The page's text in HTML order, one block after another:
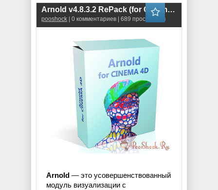
Arnold v4.8.3.2 RePack (for Cinema 4D 2025)
pooshock | 0 комментариев | 689 просмотров
Arnold — это усовершенствованный
модуль визуализации с